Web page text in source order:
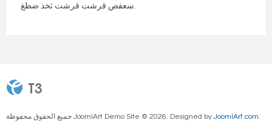
جميع الحقوق محفوظة JoomlArt Demo Site © 2026. Designed by JoomlArt.com.